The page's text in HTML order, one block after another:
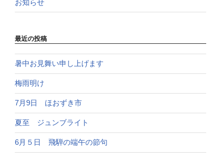
お知らせ
最近の投稿
暑中お見舞い申し上げます
梅雨明け
7月9日 ほおずき市
夏至 ジュンブライト
6月５日 飛騨の端午の節句